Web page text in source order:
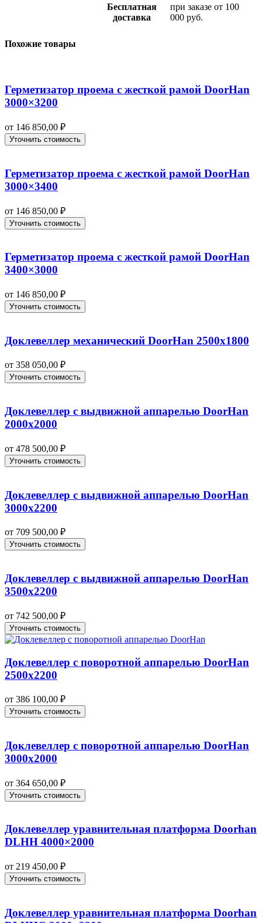
Бесплатная
доставка
при заказе от 100
000 руб.
Похожие товары
Герметизатор проема с жесткой рамой DoorHan
3000×3200
от 146 850,00 ₽
Уточнить стоимость
Герметизатор проема с жесткой рамой DoorHan
3000×3400
от 146 850,00 ₽
Уточнить стоимость
Герметизатор проема с жесткой рамой DoorHan
3400×3000
от 146 850,00 ₽
Уточнить стоимость
Доклевеллер механический DoorHan 2500х1800
от 358 050,00 ₽
Уточнить стоимость
Доклевеллер с выдвижной аппарелью DoorHan
2000х2000
от 478 500,00 ₽
Уточнить стоимость
Доклевеллер с выдвижной аппарелью DoorHan
3000х2200
от 709 500,00 ₽
Уточнить стоимость
Доклевеллер с выдвижной аппарелью DoorHan
3500х2200
от 742 500,00 ₽
Уточнить стоимость
Доклевеллер с поворотной аппарелью DoorHan
2500х2200
от 386 100,00 ₽
Уточнить стоимость
Доклевеллер с поворотной аппарелью DoorHan
3000х2000
от 364 650,00 ₽
Уточнить стоимость
Доклевеллер уравнительная платформа Doorhan
DLHH 4000×2000
от 219 450,00 ₽
Уточнить стоимость
Доклевеллер уравнительная платформа Doorhan